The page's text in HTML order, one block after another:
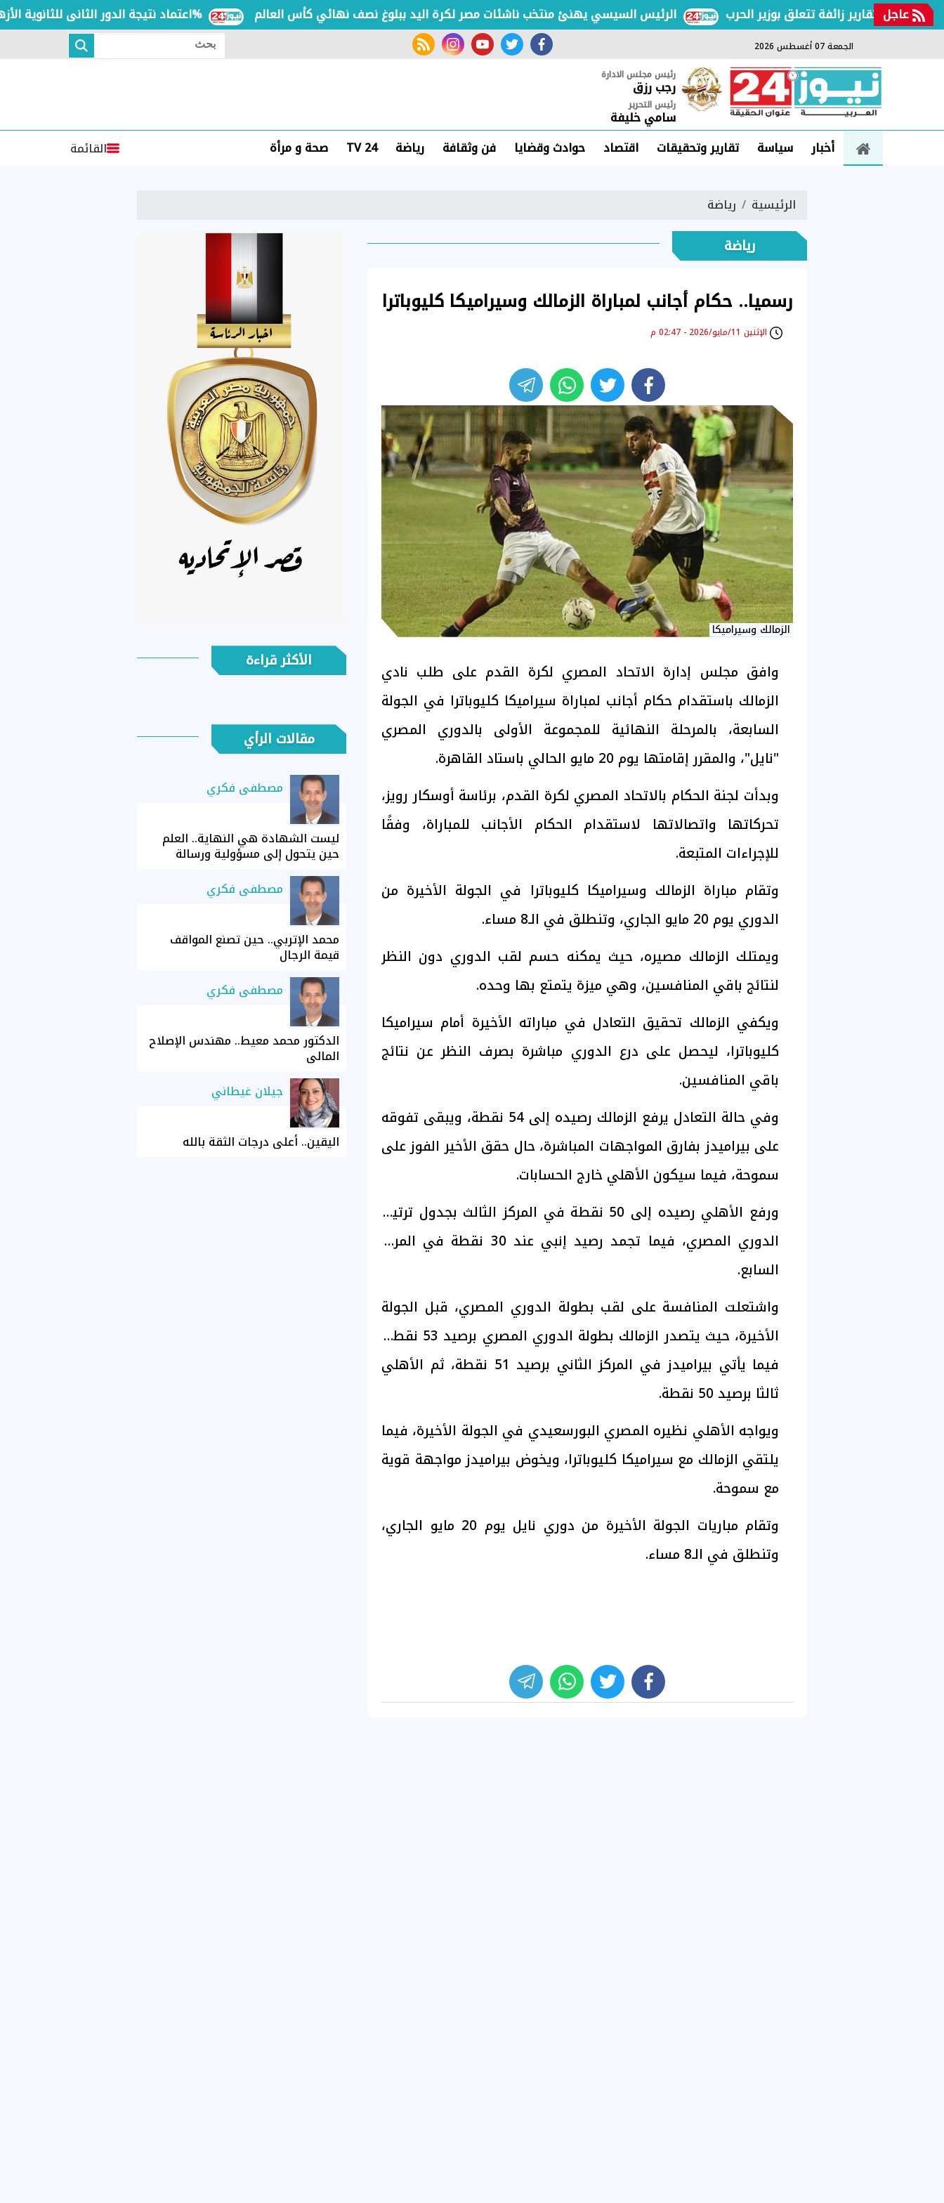
عاجل اعتماد نتيجة الدور الثانى للثانوية الأزهرية لمعاهد فلسطين بنسبة نجاح 97.7% الرئيس السيسي يهنئ منتخب ناشئات مصر لكرة اليد ببلوغ نصف نهائي كأس العالم وتقارير زائفة تتعلق بوزير الحرب
الجمعة 07 أغسطس 2026 facebook
twitter
youtube
instagram
rss feed
بحث
رئيس مجلس الادارة
رجب رزق
رئيس التحرير
سامي خليفة
أخبار
سياسة تقارير وتحقيقات اقتصاد حوادث وقضايا فن وثقافة رياضة TV 24 صحة و مرأة القائمة
الرئيسية رياضة
رياضة
رسميا.. حكام أجانب لمباراة الزمالك وسيراميكا كليوباترا
الإثنين 11/مايو/2026 - 02:47 م
الزمالك وسيراميكا
وافق مجلس إدارة الاتحاد المصري لكرة القدم على طلب نادي
الزمالك باستقدام حكام أجانب لمباراة سيراميكا كليوباترا في الجولة
السابعة، بالمرحلة النهائية للمجموعة الأولى بالدوري المصري
"نايل"، والمقرر إقامتها يوم 20 مايو الحالي باستاد القاهرة.
وبدأت لجنة الحكام بالاتحاد المصري لكرة القدم، برئاسة أوسكار رويز،
تحركاتها واتصالاتها لاستقدام الحكام الأجانب للمباراة، وفقًا
للإجراءات المتبعة.
وتقام مباراة الزمالك وسيراميكا كليوباترا في الجولة الأخيرة من
الدوري يوم 20 مايو الجاري، وتنطلق في الـ8 مساء.
ويمتلك الزمالك مصيره، حيث يمكنه حسم لقب الدوري دون النظر
لنتائج باقي المنافسين، وهي ميزة يتمتع بها وحده.
ويكفي الزمالك تحقيق التعادل في مباراته الأخيرة أمام سيراميكا
كليوباترا، ليحصل على درع الدوري مباشرة بصرف النظر عن نتائج
باقي المنافسين.
وفي حالة التعادل يرفع الزمالك رصيده إلى 54 نقطة، ويبقى تفوقه
على بيراميدز بفارق المواجهات المباشرة، حال حقق الأخير الفوز على
سموحة، فيما سيكون الأهلي خارج الحسابات.
ورفع الأهلي رصيده إلى 50 نقطة في المركز الثالث بجدول ترتيب
الدوري المصري، فيما تجمد رصيد إنبي عند 30 نقطة في المركز
السابع.
واشتعلت المنافسة على لقب بطولة الدوري المصري، قبل الجولة
الأخيرة، حيث يتصدر الزمالك بطولة الدوري المصري برصيد 53 نقطة،
فيما يأتي بيراميدز في المركز الثاني برصيد 51 نقطة، ثم الأهلي
ثالثا برصيد 50 نقطة.
ويواجه الأهلي نظيره المصري البورسعيدي في الجولة الأخيرة، فيما
يلتقي الزمالك مع سيراميكا كليوباترا، ويخوض بيراميدز مواجهة قوية
مع سموحة.
وتقام مباريات الجولة الأخيرة من دوري نايل يوم 20 مايو الجاري،
وتنطلق في الـ8 مساء.
الأكثر قراءة
مقالات الرأي
مصطفى فكري
ليست الشهادة هي النهاية.. العلم
حين يتحول إلى مسؤولية ورسالة
مصطفى فكري
محمد الإتربي.. حين تصنع المواقف
قيمة الرجال
مصطفى فكري
الدكتور محمد معيط.. مهندس الإصلاح
المالي
جيلان غيطاني
اليقين.. أعلى درجات الثقة بالله